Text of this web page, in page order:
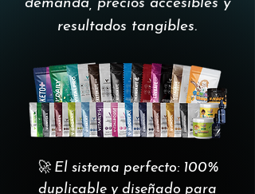
demanda, precios accesibles y
resultados tangibles.
🚀 El sistema perfecto: 100%
duplicable y diseñado para